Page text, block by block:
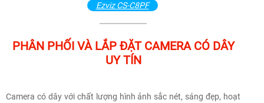
Ezviz CS-C8PF
PHÂN PHỐI VÀ LẮP ĐẶT CAMERA CÓ DÂY
UY TÍN
Camera có dây với chất lượng hình ảnh sắc nét, sáng đẹp, hoạt